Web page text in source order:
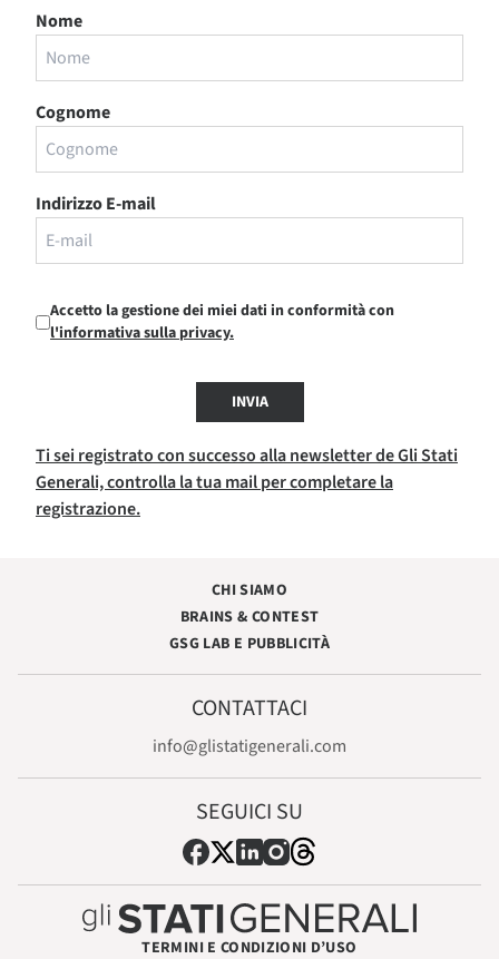
Nome
Cognome
Indirizzo E-mail
Accetto la gestione dei miei dati in conformità con
l'informativa sulla privacy.
INVIA
Ti sei registrato con successo alla newsletter de Gli Stati
Generali, controlla la tua mail per completare la
registrazione.
CHI SIAMO
BRAINS & CONTEST
GSG LAB E PUBBLICITÀ
CONTATTACI
info@glistatigenerali.com
SEGUICI SU
TERMINI E CONDIZIONI D’USO